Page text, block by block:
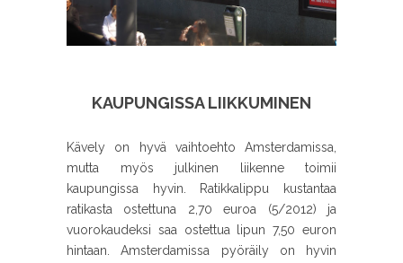
KAUPUNGISSA LIIKKUMINEN
Kävely on hyvä vaihtoehto Amsterdamissa,
mutta myös julkinen liikenne toimii
kaupungissa hyvin. Ratikkalippu kustantaa
ratikasta ostettuna 2,70 euroa (5/2012) ja
vuorokaudeksi saa ostettua lipun 7,50 euron
hintaan. Amsterdamissa pyöräily on hyvin